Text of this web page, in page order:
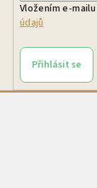
Vložením e-
údajů
Přihlásit se